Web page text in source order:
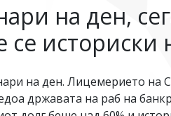
на ден,
историски
на ден. Лицемерието на
државата на раб на